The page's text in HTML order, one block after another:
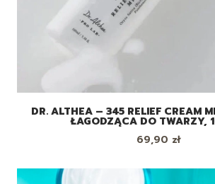
DR. ALTHEA – 345 RELIEF CREAM
Cena
69,90 zł